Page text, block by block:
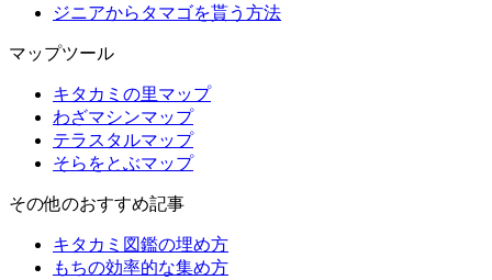
ジニアからタマゴを貰う方法
マップツール
キタカミの里マップ
わざマシンマップ
テラスタルマップ
そらをとぶマップ
その他のおすすめ記事
キタカミ図鑑の埋め方
もちの効率的な集め方